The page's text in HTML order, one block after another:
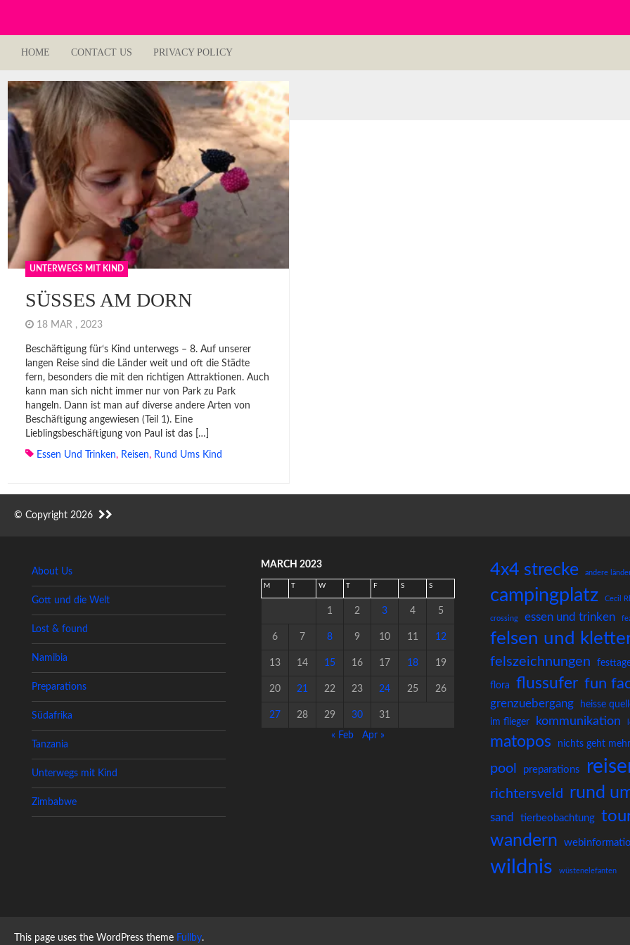
HOME CONTACT US PRIVACY POLICY
UNTERWEGS MIT KIND
SÜSSES AM DORN
18 MAR , 2023
Beschäftigung für‘s Kind unterwegs – 8. Auf unserer
langen Reise sind die Länder weit und oft die Städte
fern, besonders die mit den richtigen Attraktionen. Auch
kann man sich nicht immer nur von Park zu Park
hangeln. Dann ist man auf diverse andere Arten von
Beschäftigung angewiesen (Teil 1). Eine
Lieblingsbeschäftigung von Paul ist das […]
Essen Und Trinken, Reisen, Rund Ums Kind
© Copyright 2026
About Us
Gott und die Welt
Lost & found
Namibia
Preparations
Südafrika
Tanzania
Unterwegs mit Kind
Zimbabwe
MARCH 2023
M T W T F S S
1 2 3 4 5
6 7 8 9 10 11 12
13 14 15 16 17 18 19
20 21 22 23 24 25 26
27 28 29 30 31
« Feb Apr »
4x4 strecke andere
campingplatz Cecil
crossing essen und trinken
felsen und
felszeichnungen
flora flussufer fun
grenzuebergang heisse
im flieger
kommunikation
matopos nichts geht mehr
pool preparations
richtersveld rund
sand tierbeobachtung
wandern
wildnis wüstenelefanten
This page uses the WordPress theme Fullby.